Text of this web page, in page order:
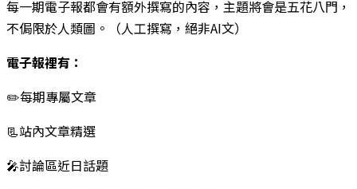
每一期電子報都會有額外撰寫的內容，主題將會是五花八門，
不侷限於人類圖。（人工撰寫，絕非AI文）
電子報裡有：
✏️每期專屬文章
📃站內文章精選
🎤討論區近日話題